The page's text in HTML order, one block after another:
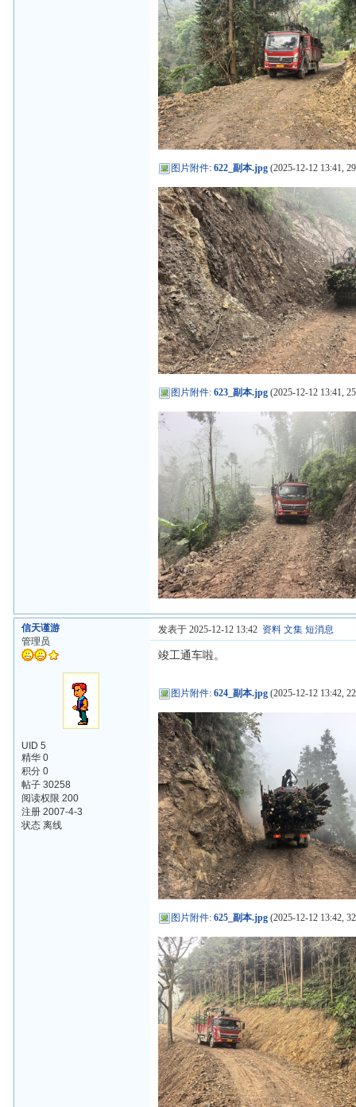
图片附件:622_副本.jpg (2025-12-12 13:41,
图片附件:623_副本.jpg (2025-12-12 13:41,
信天谨游
管理员
UID 5
精华 0
积分 0
帖子 30258
阅读权限 200
注册 2007-4-3
状态 离线
发表于 2025-12-12 13:42 资料 文集 短消息
竣工通车啦。
图片附件:624_副本.jpg (2025-12-12 13:42,
图片附件:625_副本.jpg (2025-12-12 13:42,